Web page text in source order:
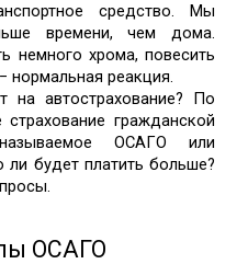
средство. Мы
времени, чем дома.
немного хрома, повесить
нормальная реакция.
на автострахование? По
гражданской
ОСАГО или
будет платить больше?
ОСАГО